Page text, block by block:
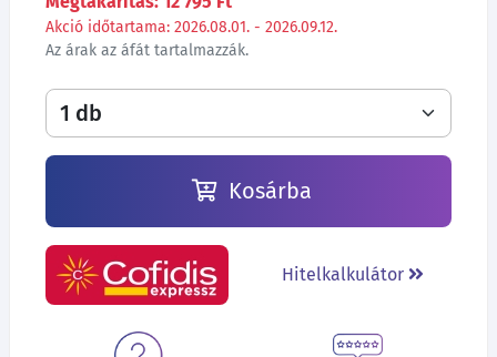
Akció időtartama: 2026.08.01. - 2026.09.12.
Az árak az áfát tartalmazzák.
Kosárba
Hitelkalkulátor